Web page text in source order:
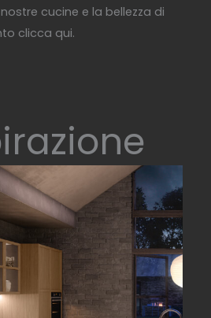
cucine e la bellezza di
clicca qui.